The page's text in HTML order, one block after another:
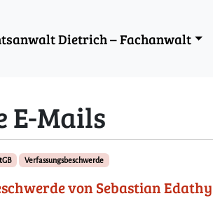
Dietrich – Fachanwalt
E-Mails
Verfassungsbeschwerde
von Sebastian Edathy